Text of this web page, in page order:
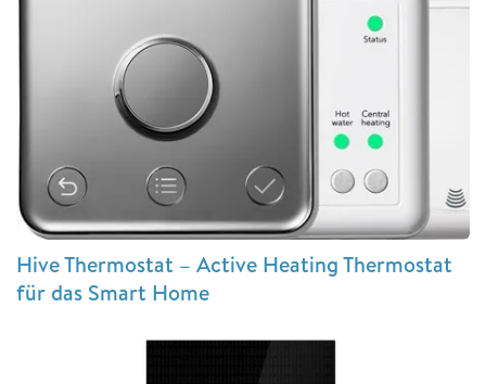
Hive Thermostat – Active Heating Thermostat
für das Smart Home